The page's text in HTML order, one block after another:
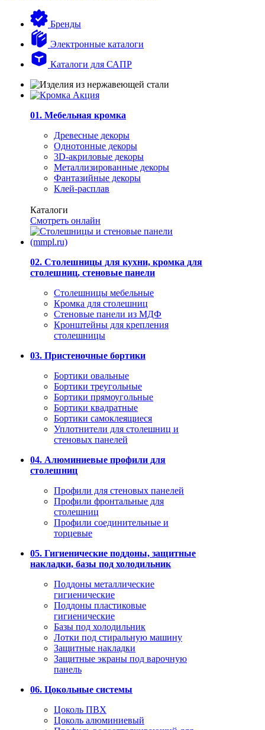
Бренды
Электронные каталоги
Каталоги для САПР
01. Мебельная кромка
Древесные декоры
Однотонные декоры
3D-акриловые декоры
Металлизированные декоры
Фантазийные декоры
Клей-расплав
Каталоги
Смотреть онлайн
02. Столешницы для кухни, кромка для
столешниц, стеновые панели
Столешницы мебельные
Кромка для столешниц
Стеновые панели из МДФ
Кронштейны для крепления
столешницы
03. Пристеночные бортики
Бортики овальные
Бортики треугольные
Бортики прямоугольные
Бортики квадратные
Бортики самоклеящиеся
Уплотнители для столешниц и
стеновых панелей
04. Алюминиевые профили для
столешниц
Профили для стеновых панелей
Профили фронтальные для
столешниц
Профили соединительные и
торцевые
05. Гигиенические поддоны, защитные
накладки, базы под холодильник
Поддоны металлические
гигиенические
Поддоны пластиковые
гигиенические
Базы под холодильник
Лотки под стиральную машину
Защитные накладки
Защитные экраны под варочную
панель
06. Цокольные системы
Цоколь ПВХ
Цоколь алюминиевый